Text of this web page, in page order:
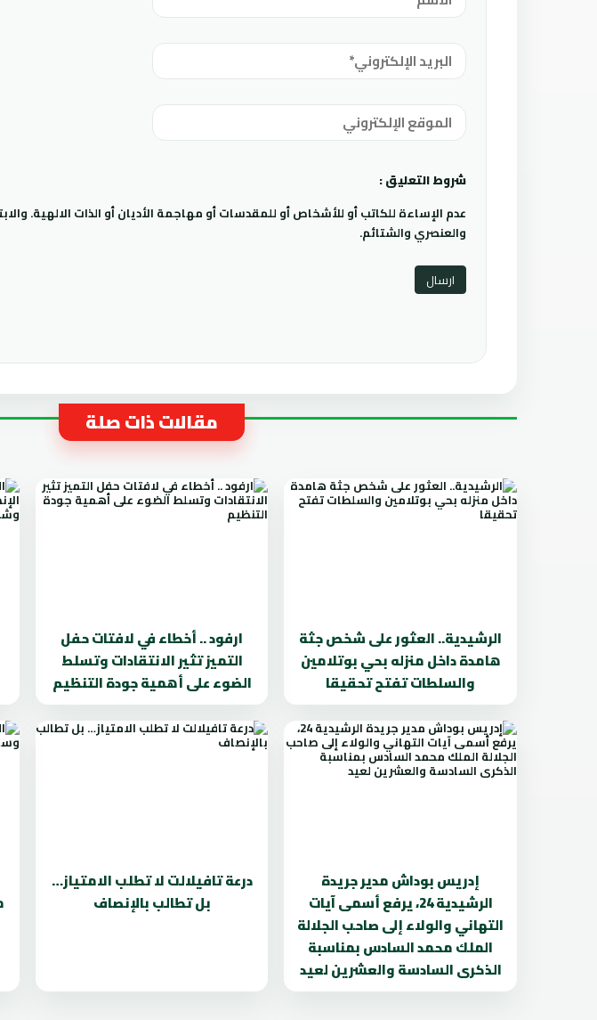
شروط التعليق :
عدم الإساءة للكاتب أو للأشخاص أو للمقدسات أو مهاجمة الأديان أو الذات الالهية.
والعنصري والشتائم.
مقالات ذات صلة
الرشيدية.. العثور على شخص جثة
هامدة داخل منزله بحي بوتلامين
والسلطات تفتح تحقيقا
ارفود .. أخطاء في لافتات حفل
التميز تثير الانتقادات وتسلط
الضوء على أهمية جودة التنظيم
إدريس بوداش مدير جريدة
الرشيدية 24، يرفع أسمى آيات
التهاني والولاء إلى صاحب الجلالة
الملك محمد السادس بمناسبة
الذكرى السادسة والعشرين لعيد
درعة تافيلالت لا تطلب الامتياز…
بل تطالب بالإنصاف